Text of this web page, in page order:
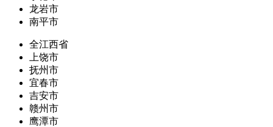
龙岩市
南平市
全江西省
上饶市
抚州市
宜春市
吉安市
赣州市
鹰潭市